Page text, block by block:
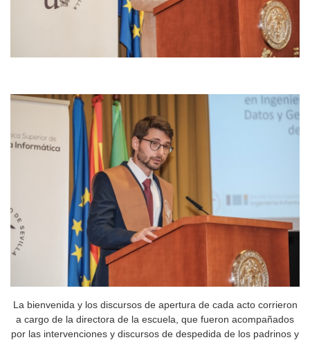
La bienvenida y los discursos de apertura de cada acto corrieron
a cargo de la directora de la escuela, que fueron acompañados
por las intervenciones y discursos de despedida de los padrinos y